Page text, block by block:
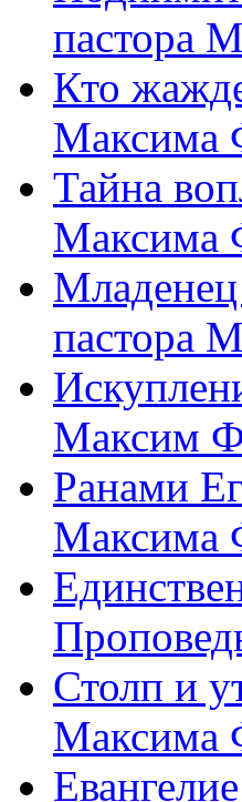
пастора
Кто
Максима
Тайна
Максима
пастора
Максим
Ранами
Максима
Столп и
Максима